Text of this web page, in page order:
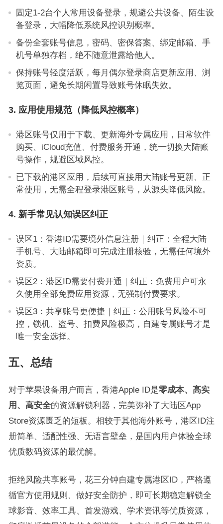
固定1-2台个人常用设备登录，规避公共设备、陌生设
备登录，大幅降低系统风控识别概率。
备份全套账号信息，密码、密保答案、绑定邮箱、手
机号单独存档，绝不随意泄露给他人。
保持账号轻度活跃，每月偶尔登录商店更新应用、浏
览页面，避免长期闲置导致账号休眠失效。
3. 应用使用规范（降低风控概率）
港区账号仅用于下载、更新海外专属应用，日常软件
购买、iCloud充值、付费服务开通，统一切换大陆账
号操作，规避区域风控。
已下载的港区应用，后续可直接用大陆账号更新、正
常使用，无需全程登录港区账号，从源头降低风险。
4. 新手常见认知误区纠正
误区1：香港ID需要境外信息注册｜纠正：全程大陆
手机号、大陆邮箱即可完成注册核验，无需任何境外
资质。
误区2：港区ID需要付费开通｜纠正：免费用户可永
久使用全部免费应用资源，无强制付费要求。
误区3：共享账号更便捷｜纠正：公用账号风险不可
控，锁机、盗号、扣费风险极高，自建专属账号才是
唯一安全选择。
五、总结
对于苹果设备用户而言，香港Apple ID是零成本、高实
用、高安全的资源解锁利器，完美弥补了大陆区App
Store资源匮乏的短板。相较于其他海外账号，港区ID注
册简单、适配性强、无语言壁垒，是国内用户体验全球
优质数码资源的最优解。
拒绝风险共享账号，花三分钟自建专属港区ID，严格遵
循官方使用规则、做好安全防护，即可长期稳定解锁全
球影音、效率工具、首发游戏、学术资讯等优质资源，